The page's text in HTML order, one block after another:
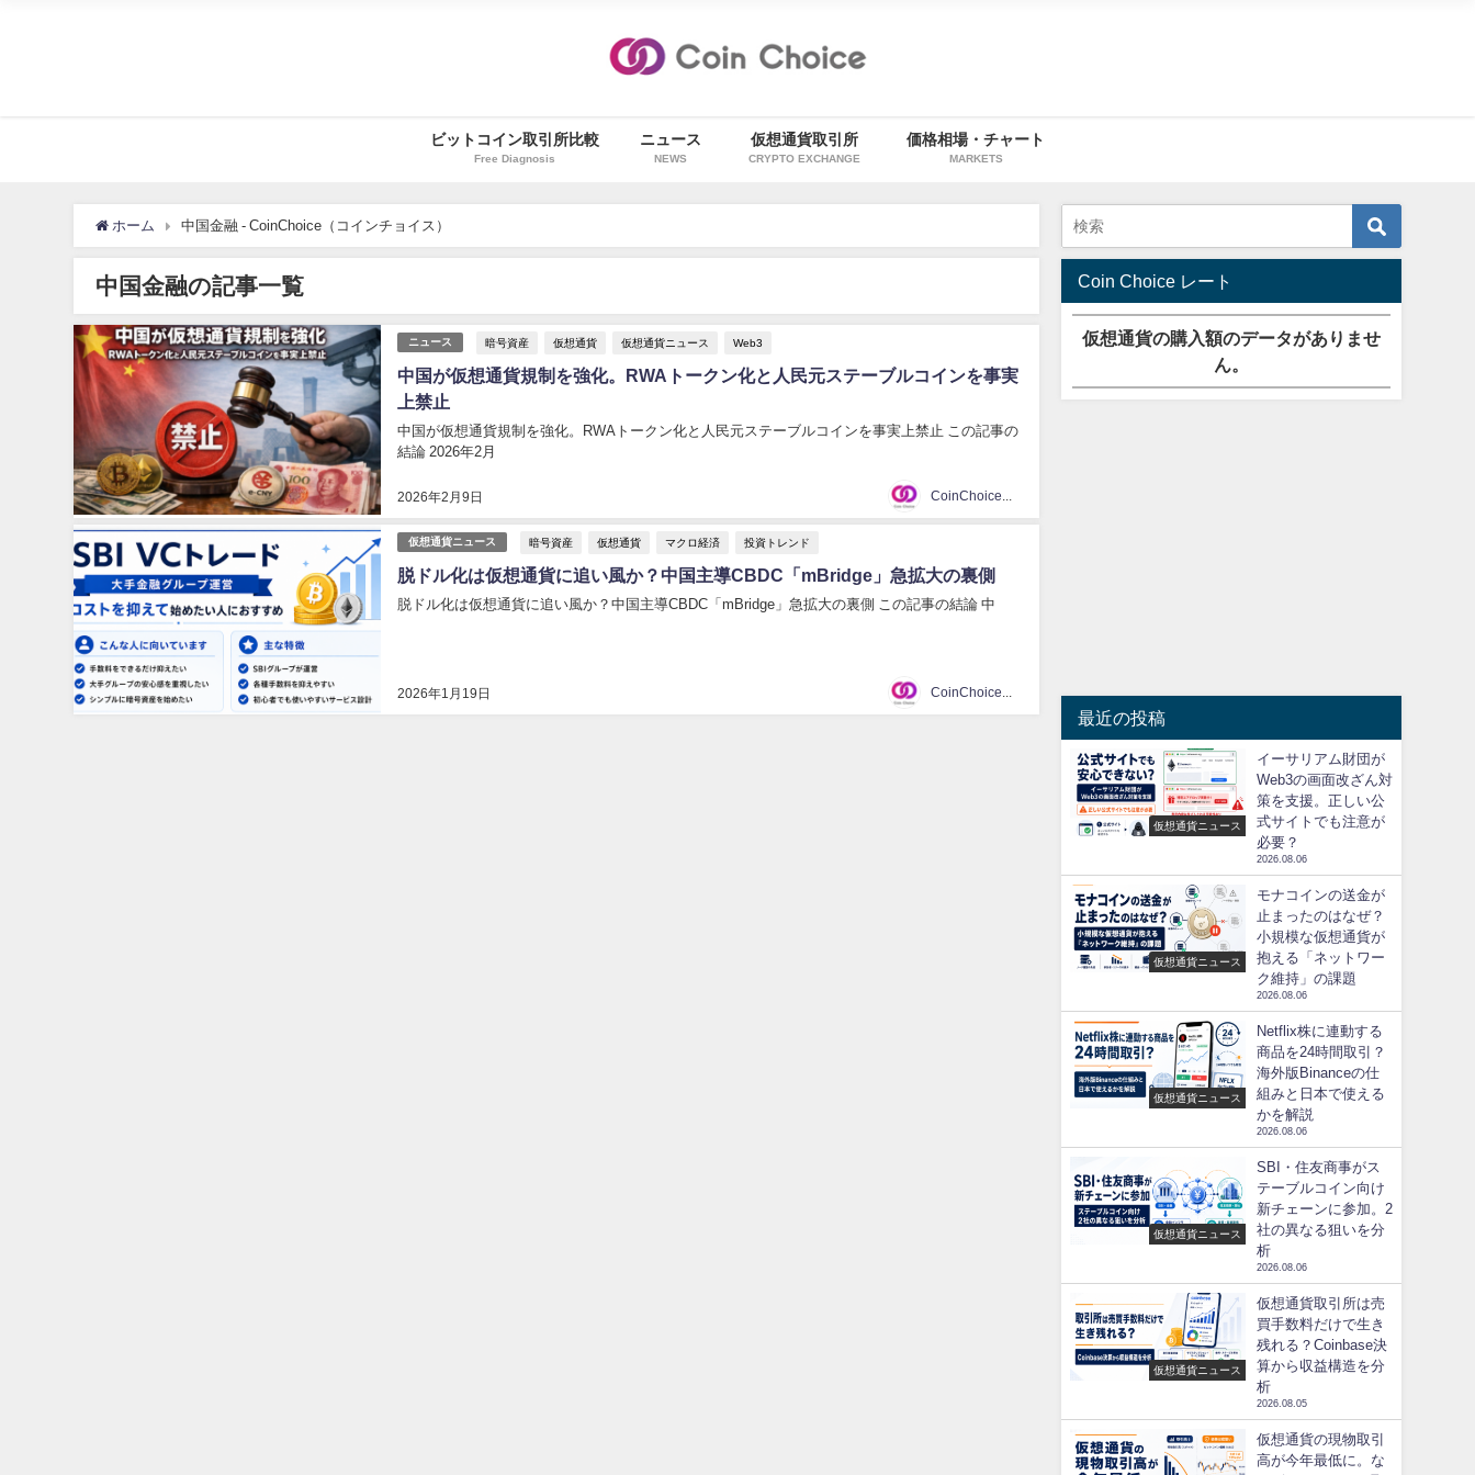
ビットコイン取引所比較
Free Diagnosis
ニュース
NEWS
仮想通貨取引所
CRYPTO EXCHANGE
価格相場・チャート
MARKETS
ホーム 中国金融 - CoinChoice（コインチョイス）
中国金融の記事一覧
ニュース 暗号資産 仮想通貨 仮想通貨ニュース Web3
中国が仮想通貨規制を強化。RWAトークン化と人民元ステーブルコインを事実
上禁止
2026年2月9日
中国が仮想通貨規制を強化。RWAトークン化と人民元ステーブルコインを事実上禁止 この記事の
結論 2026年2月
仮想通貨ニュース 暗号資産 仮想通貨 マクロ経済 投資トレンド
脱ドル化は仮想通貨に追い風か？中国主導CBDC「mBridge」急拡大の裏側
2026年1月19日
脱ドル化は仮想通貨に追い風か？中国主導CBDC「mBridge」急拡大の裏側 この記事の結論 中
Coin Choice レート
仮想通貨の購入額のデータがありませ
ん。
最近の投稿
仮想通貨ニュース
イーサリアム財団が
Web3の画面改ざん対
策を支援。正しい公
式サイトでも注意が
必要？
2026.08.06
仮想通貨ニュース
モナコインの送金が
止まったのはなぜ？
小規模な仮想通貨が
抱える「ネットワー
ク維持」の課題
2026.08.06
仮想通貨ニュース
Netflix株に連動する
商品を24時間取引？
海外版Binanceの仕
組みと日本で使える
かを解説
2026.08.06
仮想通貨ニュース
SBI・住友商事がス
テーブルコイン向け
新チェーンに参加。2
社の異なる狙いを分
析
2026.08.06
仮想通貨ニュース
仮想通貨取引所は売
買手数料だけで生き
残れる？Coinbase決
算から収益構造を分
析
2026.08.05
仮想通貨の現物取引
高が今年最低に。な